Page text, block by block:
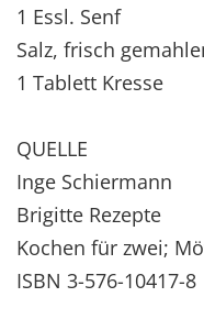
1 Essl. Senf
Salz, frisch
1 Tablett Kresse
QUELLE
Inge Schiermann
Brigitte Rezepte
Kochen für zwei;
ISBN 3-576-10417-8